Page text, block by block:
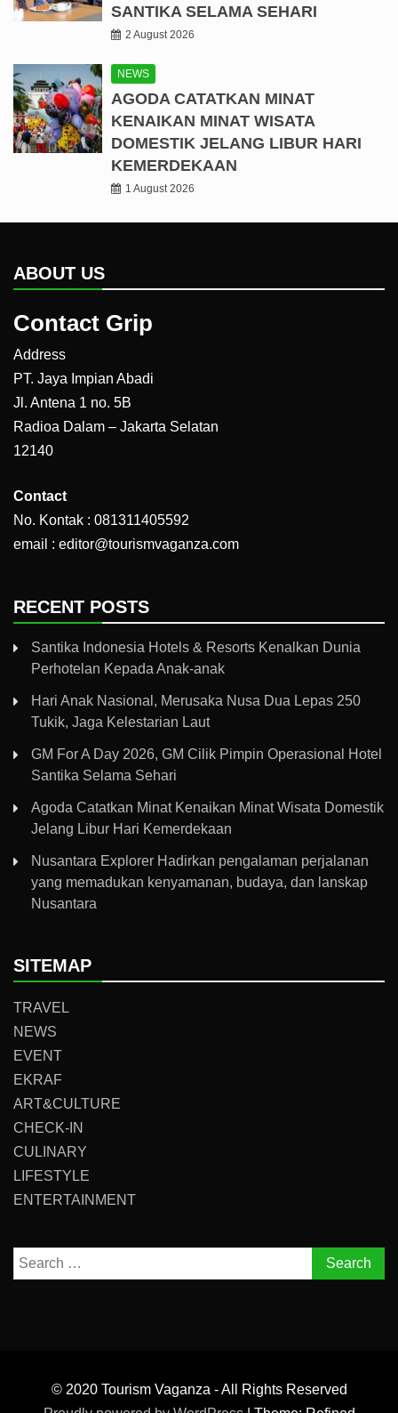
SANTIKA SELAMA SEHARI
2 August 2026
NEWS
AGODA CATATKAN MINAT
KENAIKAN MINAT WISATA
DOMESTIK JELANG LIBUR HARI
KEMERDEKAAN
1 August 2026
ABOUT US
Contact Grip
Address
PT. Jaya Impian Abadi
Jl. Antena 1 no. 5B
Radioa Dalam – Jakarta Selatan
12140
Contact
No. Kontak : 081311405592
email : editor@tourismvaganza.com
RECENT POSTS
Santika Indonesia Hotels & Resorts Kenalkan Dunia
Perhotelan Kepada Anak-anak
Hari Anak Nasional, Merusaka Nusa Dua Lepas 250
Tukik, Jaga Kelestarian Laut
GM For A Day 2026, GM Cilik Pimpin Operasional Hotel
Santika Selama Sehari
Agoda Catatkan Minat Kenaikan Minat Wisata Domestik
Jelang Libur Hari Kemerdekaan
Nusantara Explorer Hadirkan pengalaman perjalanan
yang memadukan kenyamanan, budaya, dan lanskap
Nusantara
SITEMAP
TRAVEL
NEWS
EVENT
EKRAF
ART&CULTURE
CHECK-IN
CULINARY
LIFESTYLE
ENTERTAINMENT
Search
for:
© 2020 Tourism Vaganza - All Rights Reserved